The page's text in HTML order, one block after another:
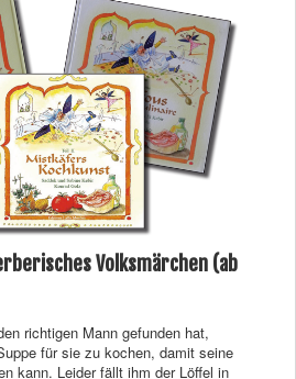
Volksmärchen (ab
richtigen Mann gefunden hat,
für sie zu kochen, damit seine
kann. Leider fällt ihm der Löffel in